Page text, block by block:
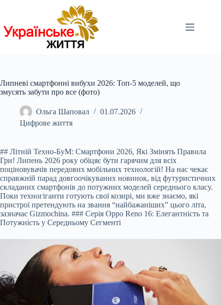
Липневі смартфонні вибухи 2026: Топ-5 моделей, що
змусять забути про все (фото)
Ольга Шаповал
01.07.2026
Цифрове життя
## Літній Техно-БуМ: Смартфони 2026, Які Змінять Правила
Гри! Липень 2026 року обіцяє бути гарячим для всіх
поціновувачів передових мобільних технологій! На нас чекає
справжній парад довгоочікуваних новинок, від футуристичних
складаних смартфонів до потужних моделей середнього класу.
Поки техногіганти готують свої козирі, ми вже знаємо, які
пристрої претендують на звання “найбажаніших” цього літа,
зазначає Gizmochina. ### Серія Oppo Reno 16: Елегантність та
Потужність у Середньому Сегменті